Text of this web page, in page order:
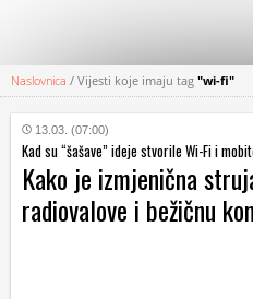
KATEGORIJE
HRVATSKI
WEB
Naslovnica / Vijesti koje imaju tag "wi-fi"
13.03. (07:00)
Kad su “šašave” ideje stvorile Wi-Fi i
Kako je izmjenična
radiovalove i bežičnu